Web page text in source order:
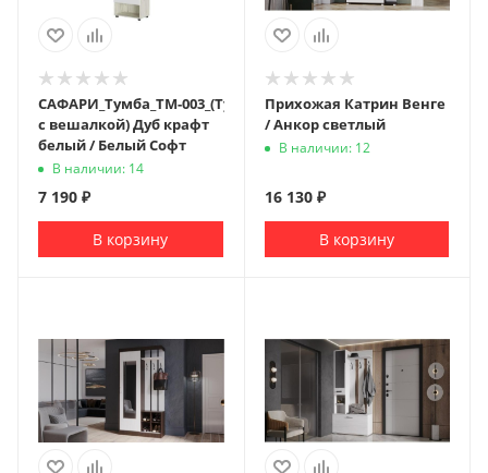
САФАРИ_Тумба_ТМ-003_(Тумба
с вешалкой) Дуб крафт
белый / Белый Софт
В наличии: 14
7 190 ₽
В корзину
Прихожая Катрин Венге
/ Анкор светлый
В наличии: 12
16 130₽
В корзину